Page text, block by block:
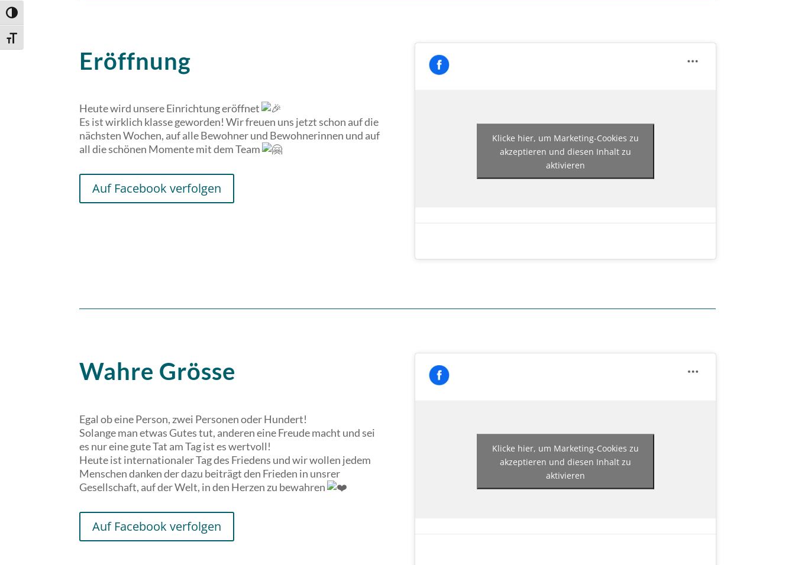
Umschalten auf hohe Kontraste
Schrift vergrößern
Eröffnung
Heute wird unsere Einrichtung eröffnet
Es ist wirklich klasse geworden! Wir freuen uns jetzt schon auf die
nächsten Wochen, auf alle Bewohner und Bewohnerinnen und auf
all die schönen Momente mit dem Team
Auf Facebook verfolgen
Klicke hier, um Marketing-Cookies zu
akzeptieren und diesen Inhalt zu
aktivieren
Wahre Grösse
Egal ob eine Person, zwei Personen oder Hundert!
Solange man etwas Gutes tut, anderen eine Freude macht und sei
es nur eine gute Tat am Tag ist es wertvoll!
Heute ist internationaler Tag des Friedens und wir wollen jedem
Menschen danken der dazu beiträgt den Frieden in unsrer
Gesellschaft, auf der Welt, in den Herzen zu bewahren
Auf Facebook verfolgen
Klicke hier, um Marketing-Cookies zu
akzeptieren und diesen Inhalt zu
aktivieren